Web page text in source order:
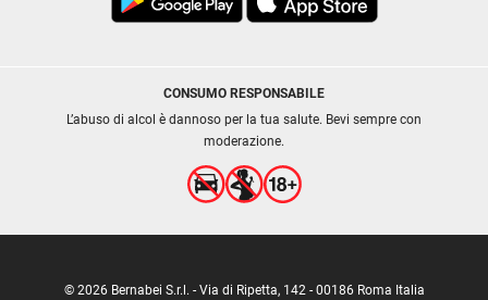
CONSUMO RESPONSABILE
L’abuso di alcol è dannoso per la tua salute. Bevi sempre con
moderazione.
© 2026 Bernabei S.r.l. - Via di Ripetta, 142 - 00186 Roma Italia